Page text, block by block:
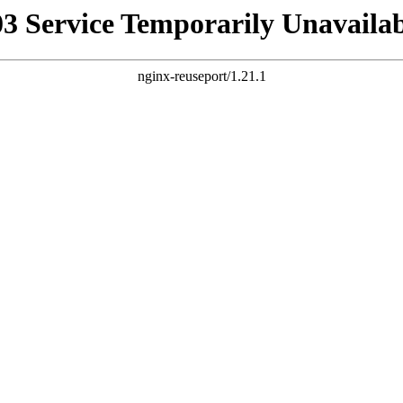
Service Temporarily
nginx-reuseport/1.21.1